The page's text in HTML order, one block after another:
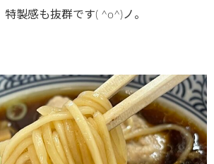
製感も抜群です( ^o^)ノ。